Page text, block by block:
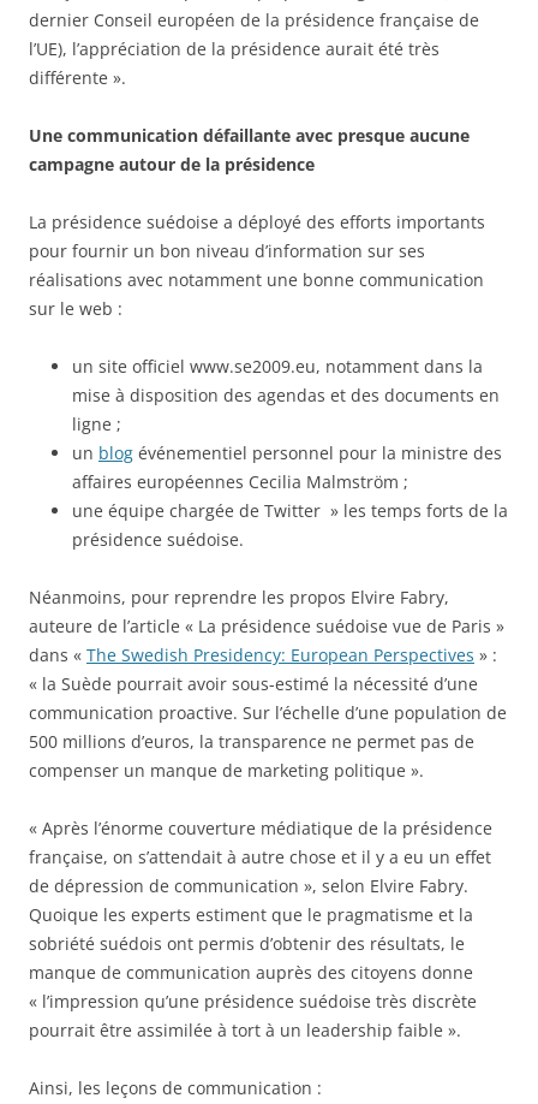
dernier Conseil européen de la présidence française de
l’UE), l’appréciation de la présidence aurait été très
différente ».
Une communication défaillante avec presque aucune
campagne autour de la présidence
La présidence suédoise a déployé des efforts importants
pour fournir un bon niveau d’information sur ses
réalisations avec notamment une bonne communication
sur le web :
un site officiel www.se2009.eu, notamment dans la
mise à disposition des agendas et des documents en
ligne ;
un blog événementiel personnel pour la ministre des
affaires européennes Cecilia Malmström ;
une équipe chargée de Twitter » les temps forts de la
présidence suédoise.
Néanmoins, pour reprendre les propos Elvire Fabry,
auteure de l’article « La présidence suédoise vue de Paris »
dans « The Swedish Presidency: European Perspectives » :
« la Suède pourrait avoir sous-estimé la nécessité d’une
communication proactive. Sur l’échelle d’une population de
500 millions d’euros, la transparence ne permet pas de
compenser un manque de marketing politique ».
« Après l’énorme couverture médiatique de la présidence
française, on s’attendait à autre chose et il y a eu un effet
de dépression de communication », selon Elvire Fabry.
Quoique les experts estiment que le pragmatisme et la
sobriété suédois ont permis d’obtenir des résultats, le
manque de communication auprès des citoyens donne
« l’impression qu’une présidence suédoise très discrète
pourrait être assimilée à tort à un leadership faible ».
Ainsi, les leçons de communication :